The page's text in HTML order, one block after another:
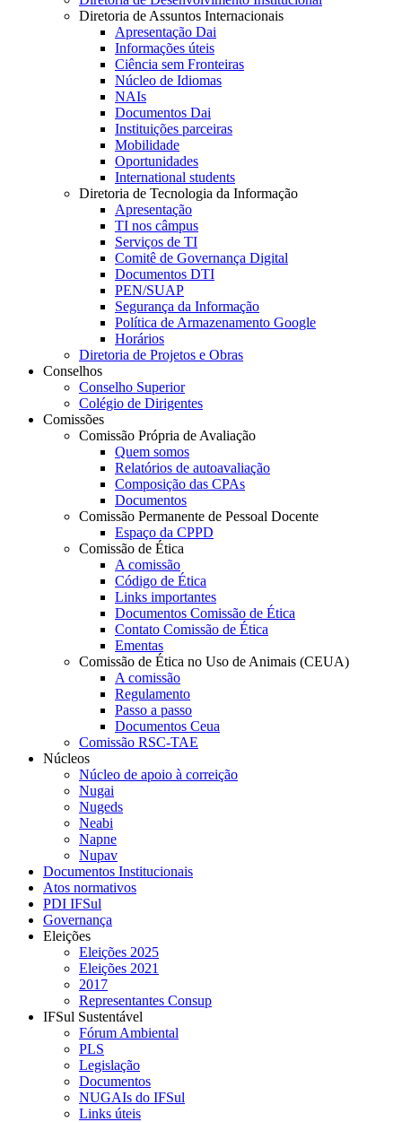
Diretoria de Assuntos Internacionais
Apresentação Dai
Informações úteis
Ciência sem Fronteiras
Núcleo de Idiomas
NAIs
Documentos Dai
Instituições parceiras
Mobilidade
Oportunidades
International students
Diretoria de Tecnologia da Informação
Apresentação
TI nos câmpus
Serviços de TI
Comitê de Governança Digital
Documentos DTI
PEN/SUAP
Segurança da Informação
Política de Armazenamento Google
Horários
Diretoria de Projetos e Obras
Conselhos
Conselho Superior
Colégio de Dirigentes
Comissões
Comissão Própria de Avaliação
Quem somos
Relatórios de autoavaliação
Composição das CPAs
Documentos
Comissão Permanente de Pessoal Docente
Espaço da CPPD
Comissão de Ética
A comissão
Código de Ética
Links importantes
Documentos Comissão de Ética
Contato Comissão de Ética
Ementas
Comissão de Ética no Uso de Animais (CEUA)
A comissão
Regulamento
Passo a passo
Documentos Ceua
Comissão RSC-TAE
Núcleos
Núcleo de apoio à correição
Nugai
Nugeds
Neabi
Napne
Nupav
Documentos Institucionais
Atos normativos
PDI IFSul
Governança
Eleições
Eleições 2025
Eleições 2021
2017
Representantes Consup
IFSul Sustentável
Fórum Ambiental
PLS
Legislação
Documentos
NUGAIs do IFSul
Links úteis